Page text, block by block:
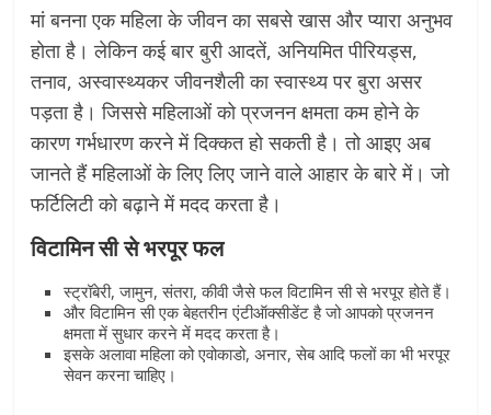
मां बनना एक महिला के जीवन का सबसे खास और प्यारा अनुभव
होता है। लेकिन कई बार बुरी आदतें, अनियमित पीरियड्स,
तनाव, अस्वास्थ्यकर जीवनशैली का स्वास्थ्य पर बुरा असर
पड़ता है। जिससे महिलाओं को प्रजनन क्षमता कम होने के
कारण गर्भधारण करने में दिक्कत हो सकती है। तो आइए अब
जानते हैं महिलाओं के लिए लिए जाने वाले आहार के बारे में। जो
फर्टिलिटी को बढ़ाने में मदद करता है।
विटामिन सी से भरपूर फल
स्ट्रॉबेरी, जामुन, संतरा, कीवी जैसे फल विटामिन सी से भरपूर होते हैं।
और विटामिन सी एक बेहतरीन एंटीऑक्सीडेंट है जो आपको प्रजनन
क्षमता में सुधार करने में मदद करता है।
इसके अलावा महिला को एवोकाडो, अनार, सेब आदि फलों का भी भरपूर
सेवन करना चाहिए।